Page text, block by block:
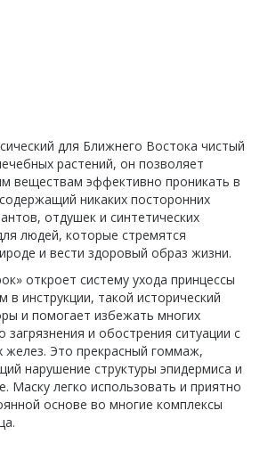
для Ближнего Востока чистый
растений, он позволяет
веществам эффективно проникать в
никаких посторонних
отдушек и синтетических
людей, которые стремятся
и вести здоровый образ жизни.
откроет систему ухода принцессы
в инструкции, такой исторический
и помогает избежать многих
загрязнения и обострения ситуации с
желез. Это прекрасный гоммаж,
нарушение структуры эпидермиса и
Маску легко использовать и приятно
основе во многие комплексы